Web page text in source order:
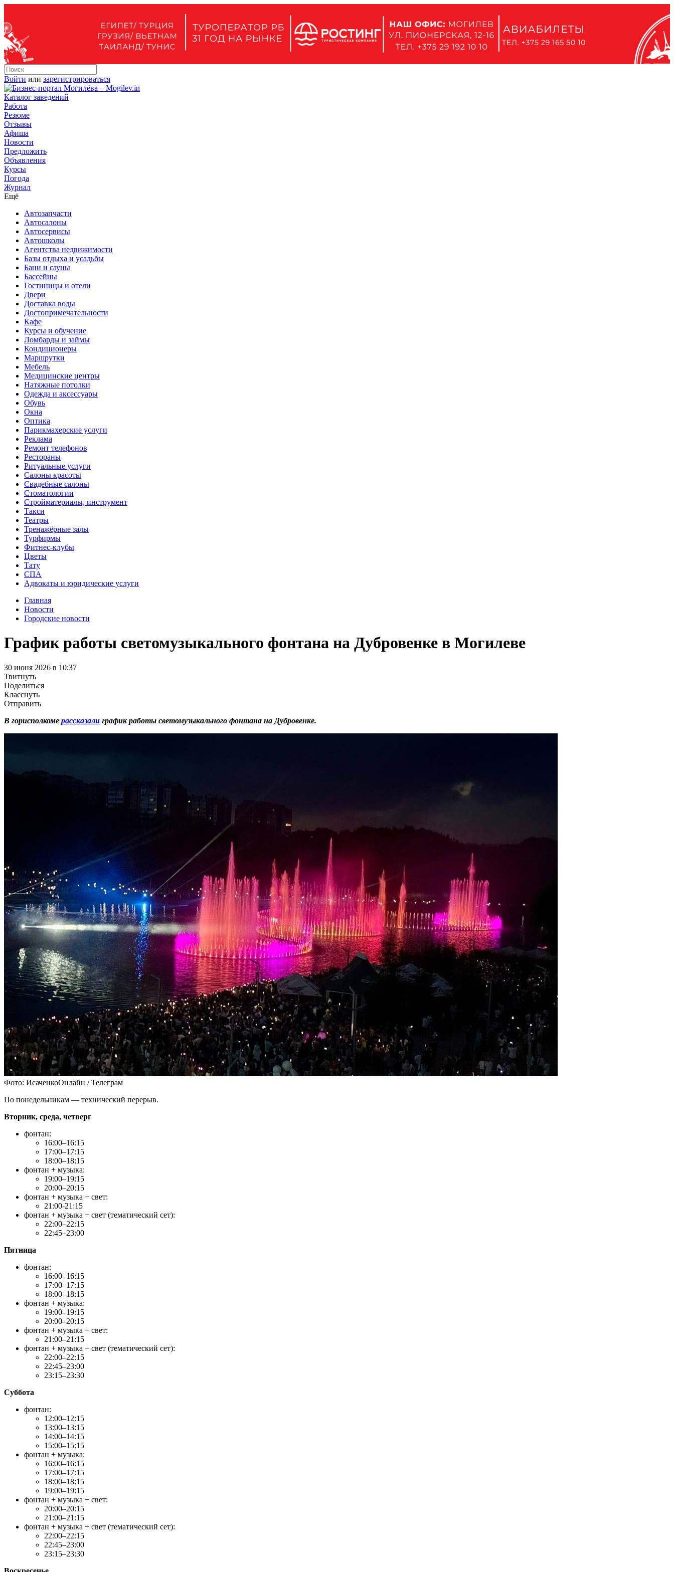
Войти или зарегистрироваться
Каталог заведений
Работа
Резюме
Отзывы
Афиша
Новости
Предложить
Объявления
Курсы
Погода
Журнал
Ещё
Автозапчасти
Автосалоны
Автосервисы
Автошколы
Агентства недвижимости
Базы отдыха и усадьбы
Бани и сауны
Бассейны
Гостиницы и отели
Двери
Доставка воды
Достопримечательности
Кафе
Курсы и обучение
Ломбарды и займы
Кондиционеры
Маршрутки
Мебель
Медицинские центры
Натяжные потолки
Одежда и аксессуары
Обувь
Окна
Оптика
Парикмахерские услуги
Реклама
Ремонт телефонов
Рестораны
Ритуальные услуги
Салоны красоты
Свадебные салоны
Стоматологии
Стройматериалы, инструмент
Такси
Театры
Тренажёрные залы
Турфирмы
Фитнес-клубы
Цветы
Тату
СПА
Адвокаты и юридические услуги
Главная
Новости
Городские новости
График работы светомузыкального фонтана на Дубровенке в Могилеве
30 июня 2026 в 10:37
Твитнуть
Поделиться
Класснуть
Отправить
В горисполкоме рассказали график работы светомузыкального фонтана на Дубровенке.
Фото: ИсаченкоОнлайн / Телеграм
По понедельникам — технический перерыв.
Вторник, среда, четверг
фонтан:
16:00–16:15
17:00–17:15
18:00–18:15
фонтан + музыка:
19:00–19:15
20:00–20:15
фонтан + музыка + свет:
21:00-21:15
фонтан + музыка + свет (тематический сет):
22:00–22:15
22:45–23:00
Пятница
фонтан:
16:00–16:15
17:00–17:15
18:00–18:15
фонтан + музыка:
19:00–19:15
20:00–20:15
фонтан + музыка + свет:
21:00–21:15
фонтан + музыка + свет (тематический сет):
22:00–22:15
22:45–23:00
23:15–23:30
Суббота
фонтан:
12:00–12:15
13:00–13:15
14:00–14:15
15:00–15:15
фонтан + музыка:
16:00–16:15
17:00–17:15
18:00–18:15
19:00–19:15
фонтан + музыка + свет:
20:00–20:15
21:00–21:15
фонтан + музыка + свет (тематический сет):
22:00–22:15
22:45–23:00
23:15–23:30